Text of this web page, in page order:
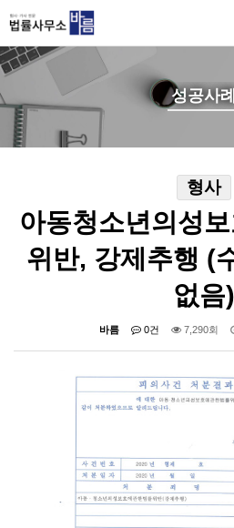
성공사례
형사
아동청소년의성
위반, 강제추행 (
없음)
바름 0건 7,290회